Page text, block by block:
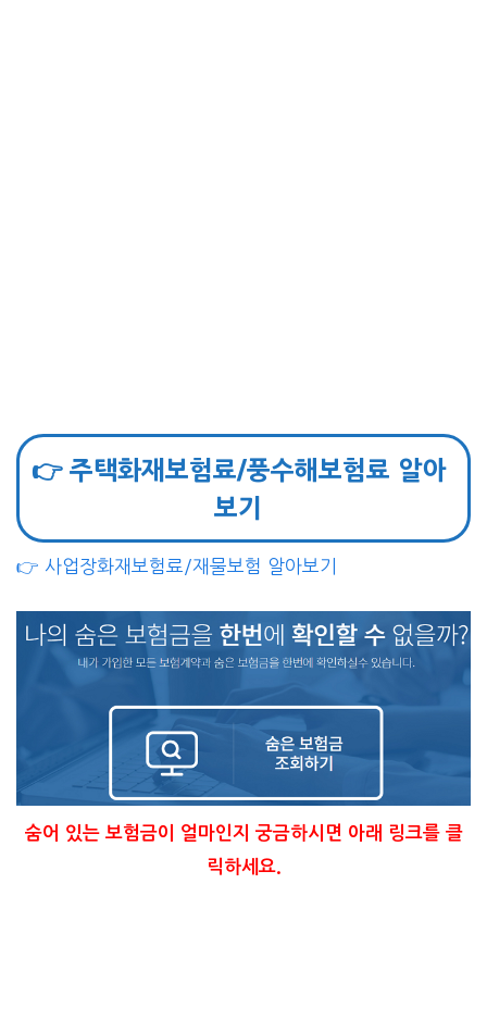
👉 주택화재보험료/풍수해보험료 알아
보기
👉 사업장화재보험료/재물보험 알아보기
숨어 있는 보험금이 얼마인지 궁금하시면 아래 링크를 클
릭하세요.